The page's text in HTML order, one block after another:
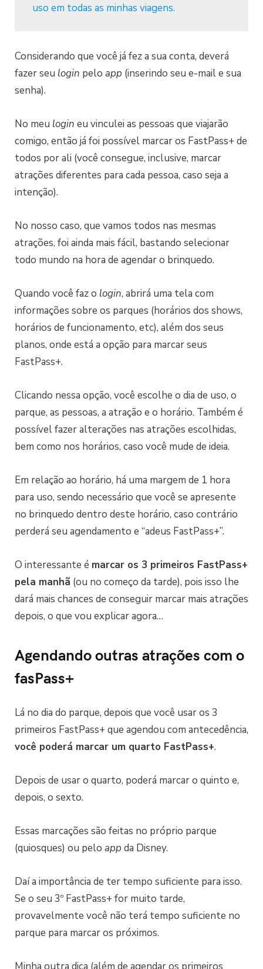
uso em todas as minhas viagens.
Considerando que você já fez a sua conta, deverá
fazer seu login pelo app (inserindo seu e-mail e sua
senha).
No meu login eu vinculei as pessoas que viajarão
comigo, então já foi possível marcar os FastPass+ de
todos por ali (você consegue, inclusive, marcar
atrações diferentes para cada pessoa, caso seja a
intenção).
No nosso caso, que vamos todos nas mesmas
atrações, foi ainda mais fácil, bastando selecionar
todo mundo na hora de agendar o brinquedo.
Quando você faz o login, abrirá uma tela com
informações sobre os parques (horários dos shows,
horários de funcionamento, etc), além dos seus
planos, onde está a opção para marcar seus
FastPass+.
Clicando nessa opção, você escolhe o dia de uso, o
parque, as pessoas, a atração e o horário. Também é
possível fazer alterações nas atrações escolhidas,
bem como nos horários, caso você mude de ideia.
Em relação ao horário, há uma margem de 1 hora
para uso, sendo necessário que você se apresente
no brinquedo dentro deste horário, caso contrário
perderá seu agendamento e “adeus FastPass+”.
O interessante é marcar os 3 primeiros FastPass+
pela manhã (ou no começo da tarde), pois isso lhe
dará mais chances de conseguir marcar mais atrações
depois, o que vou explicar agora…
Agendando outras atrações com o
fasPass+
Lá no dia do parque, depois que você usar os 3
primeiros FastPass+ que agendou com antecedência,
você poderá marcar um quarto FastPass+.
Depois de usar o quarto, poderá marcar o quinto e,
depois, o sexto.
Essas marcações são feitas no próprio parque
(quiosques) ou pelo appda Disney.
Daí a importância de ter tempo suficiente para isso.
Se o seu 3º FastPass+ for muito tarde,
provavelmente você não terá tempo suficiente no
parque para marcar os próximos.